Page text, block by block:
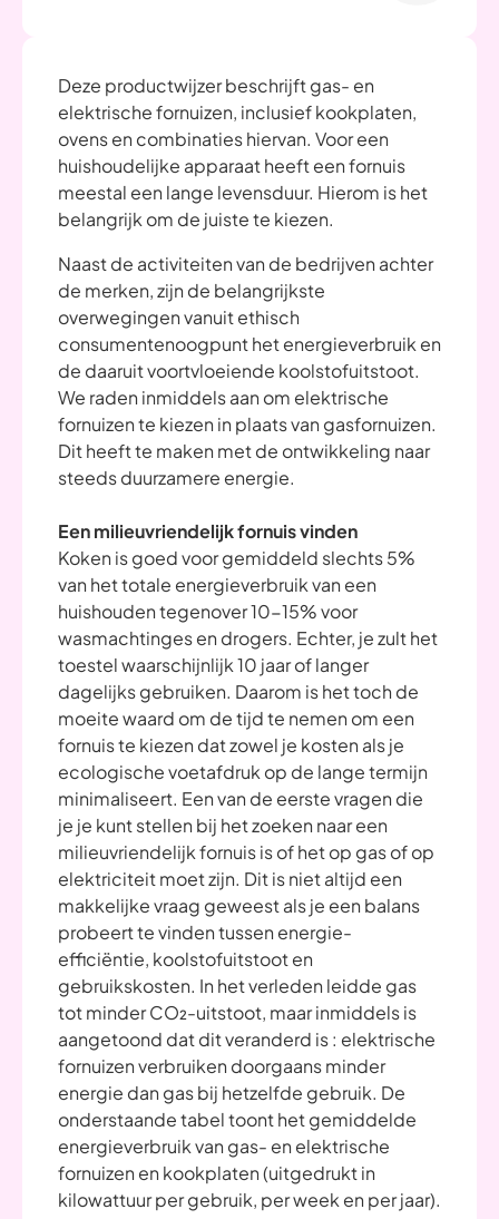
Deze productwijzer beschrijft gas- en
elektrische fornuizen, inclusief kookplaten,
ovens en combinaties hiervan. Voor een
huishoudelijke apparaat heeft een fornuis
meestal een lange levensduur. Hierom is het
belangrijk om de juiste te kiezen.
Naast de activiteiten van de bedrijven achter
de merken, zijn de belangrijkste
overwegingen vanuit ethisch
consumentenoogpunt het energieverbruik en
de daaruit voortvloeiende koolstofuitstoot.
We raden inmiddels aan om elektrische
fornuizen te kiezen in plaats van gasfornuizen.
Dit heeft te maken met de ontwikkeling naar
steeds duurzamere energie.
Een milieuvriendelijk fornuis vinden
Koken is goed voor gemiddeld slechts 5%
van het totale energieverbruik van een
huishouden tegenover 10-15% voor
wasmachtinges en drogers. Echter, je zult het
toestel waarschijnlijk 10 jaar of langer
dagelijks gebruiken. Daarom is het toch de
moeite waard om de tijd te nemen om een
fornuis te kiezen dat zowel je kosten als je
ecologische voetafdruk op de lange termijn
minimaliseert. Een van de eerste vragen die
je je kunt stellen bij het zoeken naar een
milieuvriendelijk fornuis is of het op gas of op
elektriciteit moet zijn. Dit is niet altijd een
makkelijke vraag geweest als je een balans
probeert te vinden tussen energie-
efficiëntie, koolstofuitstoot en
gebruikskosten. In het verleden leidde gas
tot minderCO₂-uitstoot, maar inmiddels is
aangetoond dat dit veranderd is : elektrische
fornuizen verbruiken doorgaans minder
energie dan gas bij hetzelfde gebruik. De
onderstaande tabel toont het gemiddelde
energieverbruik van gas- en elektrische
fornuizen en kookplaten (uitgedrukt in
kilowattuur per gebruik, per week en per jaar).